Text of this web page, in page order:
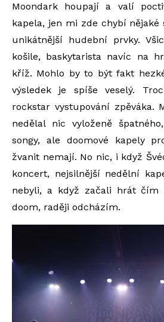
Moondark houpají a valí
kapela, jen mi zde chybí nějaké
unikátnější hudební prvky.
košile, baskytarista navíc na
kříž. Mohlo by to být fakt
výsledek je spíše veselý.
rockstar vystupování zpěváka.
nedělal nic vyloženě
songy, ale doomové kapely
žvanit nemají. No nic, i když
koncert, nejsilnější nedělní
nebyli, a když začali hrát čím
doom, raději odcházím.